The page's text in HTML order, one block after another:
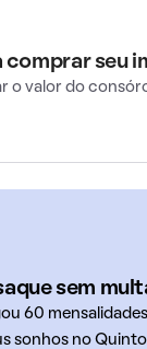
seu
o valor do
sem
60
sonhos no